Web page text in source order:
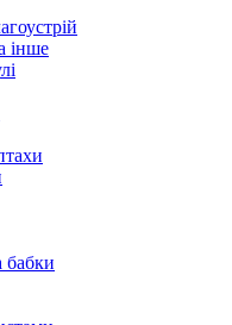
інше
бабки